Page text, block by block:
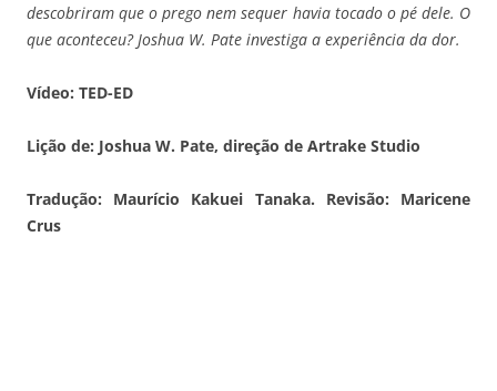
descobriram que o prego nem sequer havia tocado o pé dele. O
que aconteceu? Joshua W. Pate investiga a experiência da dor.
Vídeo: TED-ED
Lição de: Joshua W. Pate, direção de Artrake Studio
Tradução: Maurício Kakuei Tanaka. Revisão: Maricene
Crus